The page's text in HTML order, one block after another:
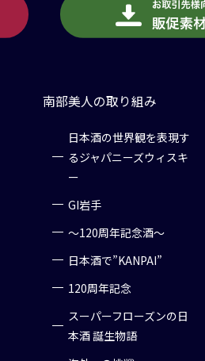
南部美人の取り組み
日本酒の世界観を表現す
るジャパニーズウィスキ
ー
GI岩手
～120周年記念酒～
日本酒で”KANPAI”
120周年記念
スーパーフローズンの日
本酒 誕生物語